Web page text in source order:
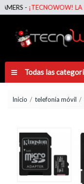
-¡TECNOWOW! LA
Todas las
Inicio telefonía móvil